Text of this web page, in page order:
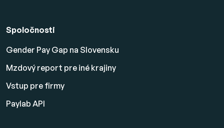
Spoločnosti
Gender Pay Gap na Slovensku
Mzdový report pre iné krajiny
Vstup pre firmy
Paylab API